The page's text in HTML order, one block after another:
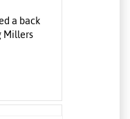
a back
Millers